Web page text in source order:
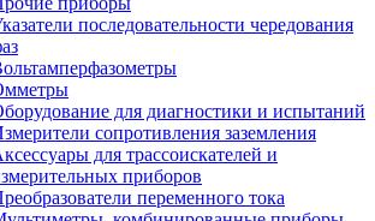
последовательности чередования
для диагностики и испытаний
сопротивления заземления
для трассоискателей и
приборов
переменного тока